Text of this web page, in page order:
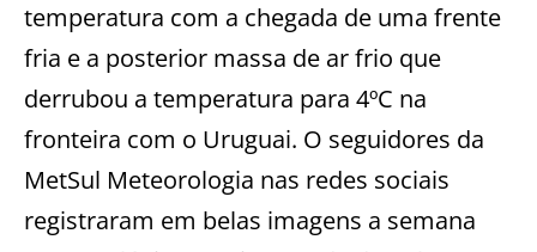
temperatura com a chegada de uma frente
fria e a posterior massa de ar frio que
derrubou a temperatura para 4ºC na
fronteira com o Uruguai. O seguidores da
MetSul Meteorologia nas redes sociais
registraram em belas imagens a semana